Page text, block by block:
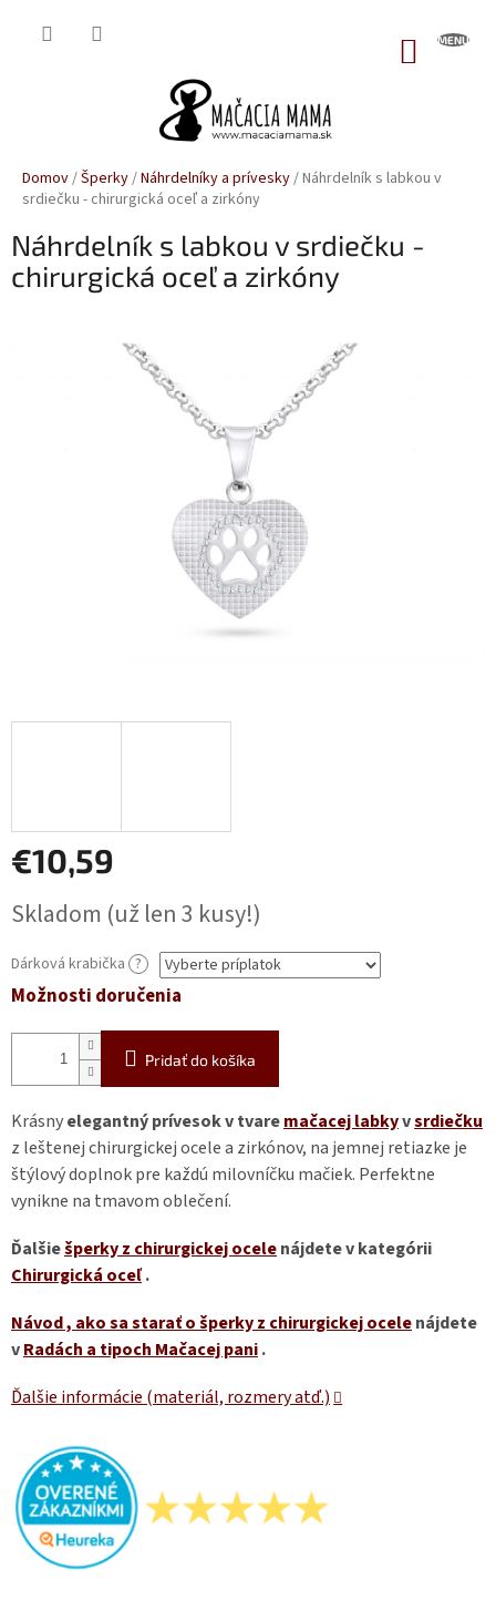
Domov/Šperky/Náhrdelníky a prívesky/Náhrdelník s labkou v
srdiečku - chirurgická oceľ a zirkóny
Náhrdelník s labkou v srdiečku -
chirurgická oceľ a zirkóny
€10,59
cena:
Skladom (už len 3 kusy!)
Dárková krabička ?
Možnosti doručenia
Pridať do košíka
Krásnyelegantný prívesok v tvaremačacej labkyvsrdiečku
z leštenej chirurgickej ocele a zirkónov, na jemnej retiazke je
štýlový doplnok pre každú milovníčku mačiek. Perfektne
vynikne na tmavom oblečení.
Ďalšiešperky z chirurgickej ocelenájdete v kategórii
Chirurgická oceľ.
Návod, ako sa starať o šperky z chirurgickej ocelenájdete
vRadách a tipoch Mačacej pani.
Ďalšie informácie (materiál, rozmery atď.)